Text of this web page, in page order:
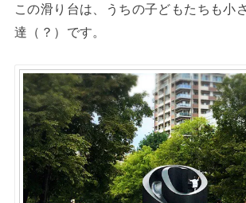
この滑り台は、うちの子どもたちも小
達（？）です。